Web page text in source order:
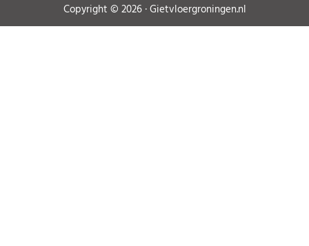
Copyright © 2026 · Gietvloergroningen.nl